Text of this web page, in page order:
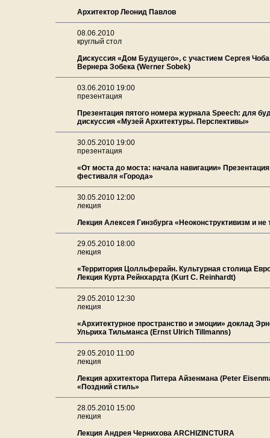
Архитектор Леонид Павлов
08.06.2010
круглый стол
Дискуссия «Дом Будущего», с участием Сергея
Вернера Зобека (Werner Sobek)
03.06.2010 19:00
презентация
Презентация пятого номера журнала Speech: для
дискуссия «Музей Архитектуры. Перспективы»
30.05.2010 19:00
презентация
«От моста до моста: начала навигации» Презентация
фестиваля «Города»
30.05.2010 12:00
лекция
Лекция Алексея Гинзбурга «Неоконструктивизм и не
29.05.2010 18:00
лекция
«Территория Цолльферайн. Культурная столица
Лекция Курта Рейнхардта (Kurt C. Reinhardt)
29.05.2010 12:30
лекция
«Архитектурное пространство и эмоции» доклад
Ульриха Тильманса (Ernst Ulrich Tillmanns)
29.05.2010 11:00
лекция
Лекция архитектора Питера Айзенмана (Peter
«Поздний стиль»
28.05.2010 15:00
лекция
Лекция Андрея Чернихова ARCHIZINCTURA